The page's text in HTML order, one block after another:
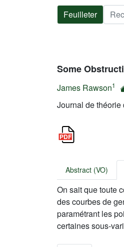
Feuilleter
Some
James Rawson1
Journal de théorie
Abstract (VO)
On sait que toute
des courbes de
paramétrant les
certaines sous-